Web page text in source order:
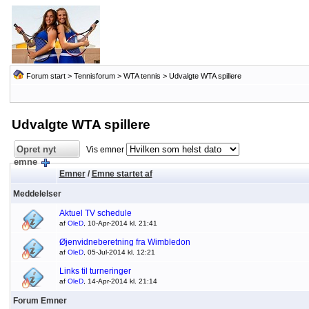
Forum start> Tennisforum> WTA tennis > Udvalgte WTA spillere
Udvalgte WTA spillere
Opret nyt
emne
Vis emner
Emner/ Emne startet af
Meddelelser
Aktuel TV schedule
af OleD, 10-Apr-2014 kl. 21:41
Øjenvidneberetning fra Wimbledon
af OleD, 05-Jul-2014 kl. 12:21
Links til turneringer
af OleD, 14-Apr-2014 kl. 21:14
Forum Emner